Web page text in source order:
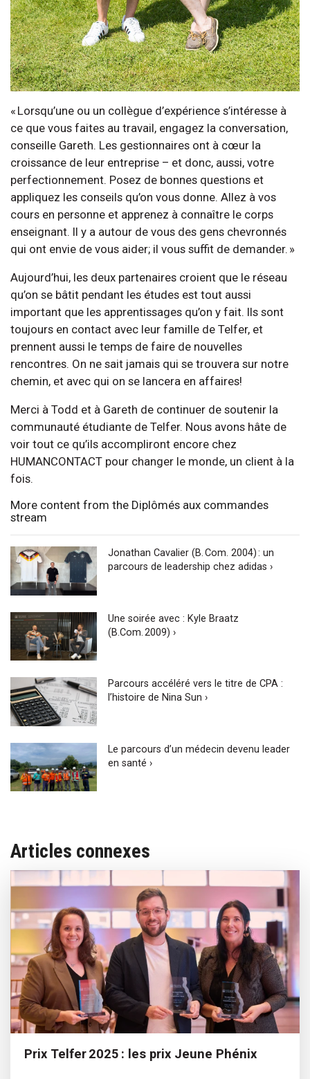
« Lorsqu’une ou un collègue d’expérience s’intéresse à
ce que vous faites au travail, engagez la conversation,
conseille Gareth. Les gestionnaires ont à cœur la
croissance de leur entreprise – et donc, aussi, votre
perfectionnement. Posez de bonnes questions et
appliquez les conseils qu’on vous donne. Allez à vos
cours en personne et apprenez à connaître le corps
enseignant. Il y a autour de vous des gens chevronnés
qui ont envie de vous aider; il vous suffit de demander. »
Aujourd’hui, les deux partenaires croient que le réseau
qu’on se bâtit pendant les études est tout aussi
important que les apprentissages qu’on y fait. Ils sont
toujours en contact avec leur famille de Telfer, et
prennent aussi le temps de faire de nouvelles
rencontres. On ne sait jamais qui se trouvera sur notre
chemin, et avec qui on se lancera en affaires!
Merci à Todd et à Gareth de continuer de soutenir la
communauté étudiante de Telfer. Nous avons hâte de
voir tout ce qu’ils accompliront encore chez
HUMANCONTACT pour changer le monde, un client à la
fois.
More content from the Diplômés aux commandes
stream
Jonathan Cavalier (B. Com. 2004) : un
parcours de leadership chez adidas ›
Une soirée avec : Kyle Braatz
(B.Com. 2009) ›
Parcours accéléré vers le titre de CPA :
l’histoire de Nina Sun ›
Le parcours d’un médecin devenu leader
en santé ›
Articles connexes
Prix Telfer 2025 : les prix Jeune Phénix